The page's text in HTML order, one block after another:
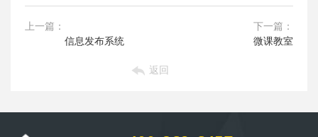
上一篇：
信息发布系统
下一篇：
微课教室
返回